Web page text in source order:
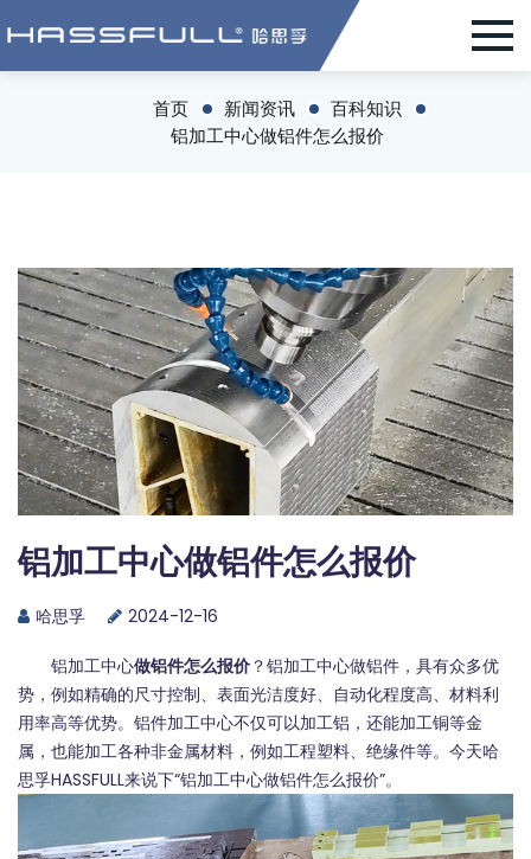
首页 新闻资讯
百科知识
铝加工中心做铝件怎么报价
铝加工中心做铝件怎么报价
哈思孚 2024-12-16
铝加工中心做铝件怎么报价 ？铝加工中心做铝件，具有众多优
势，例如精确的尺寸控制、表面光洁度好、自动化程度高、材料利
用率高等优势。铝件加工中心不仅可以加工铝，还能加工铜等金
属，也能加工各种非金属材料，例如工程塑料、绝缘件等。今天哈
思孚HASSFULL来说下“铝加工中心做铝件怎么报价”。